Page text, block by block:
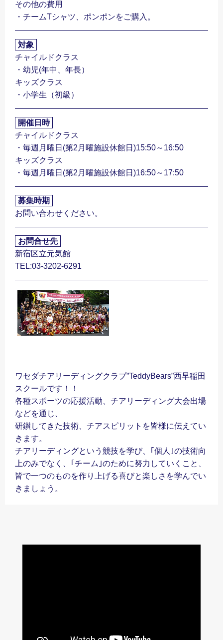
その他の費用
・チームTシャツ、ポンポンをご購入。
対象
チャイルドクラス
・幼児(年中、年長）
キッズクラス
・小学生（初級）
開催日時
チャイルドクラス
・毎週月曜日(第2月曜施設休館日)15:50～16:50
キッズクラス
・毎週月曜日(第2月曜施設休館日)16:50～17:50
募集時期
お問い合わせください。
お問合せ先
新宿区立元気館
TEL:03-3202-6291
ワセダチアリーディングクラブ”TeddyBears”西早稲田
スクールです！！
各種スポーツの応援活動、チアリーディング大会出場
などを通じ、
研鑚してきた技術、チアスピリットを皆様に伝えてい
きます。
チアリーディングという競技を学び、｢個人｣の技術向
上のみでなく、｢チーム｣のために努力していくこと、
皆で一つのものを作り上げる喜びと楽しさを学んでい
きましょう。